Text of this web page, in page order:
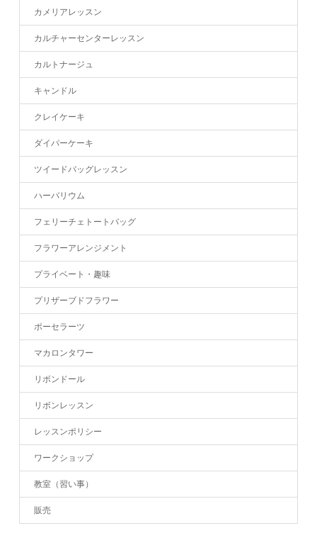
カメリアレッスン
カルチャーセンターレッスン
カルトナージュ
キャンドル
クレイケーキ
ダイパーケーキ
ツイードバッグレッスン
ハーバリウム
フェリーチェトートバッグ
フラワーアレンジメント
プライベート・趣味
プリザーブドフラワー
ポーセラーツ
マカロンタワー
リボンドール
リボンレッスン
レッスンポリシー
ワークショップ
教室（習い事）
販売